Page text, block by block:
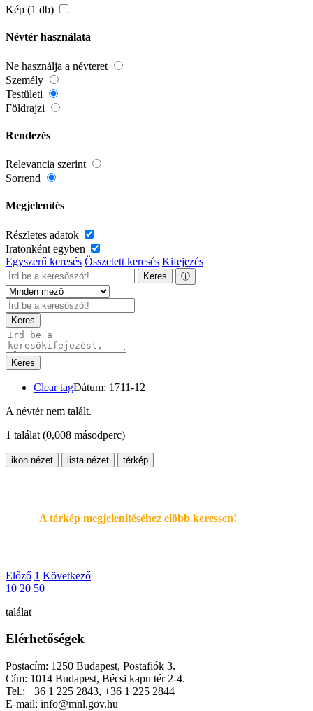
Kép (1 db)
Névtér használata
Ne használja a névteret
Személy
Testületi
Földrajzi
Rendezés
Relevancia szerint
Sorrend
Megjelenítés
Részletes adatok
Iratonként egyben
Egyszerű keresés Összetett keresés Kifejezés
Keres ⓘ
Keres
Keres
Clear tagDátum: 1711-12
A névtér nem talált.
1 találat (0,008 másodperc)
ikon nézet lista nézet térkép
A térkép megjelenítéséhez elöbb keressen!
Előző 1 Következő
10 20 50
találat
Elérhetőségek
Postacím: 1250 Budapest, Postafiók 3.
Cím: 1014 Budapest, Bécsi kapu tér 2-4.
Tel.: +36 1 225 2843, +36 1 225 2844
E-mail: info@mnl.gov.hu